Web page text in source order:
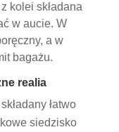
kolei składana
w aucie. W
a w
bagażu.
realia
łatwo
siedzisko